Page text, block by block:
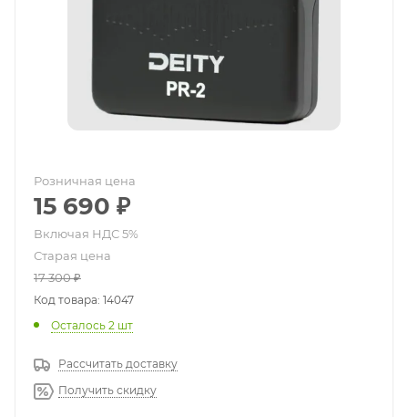
Розничная цена
15 690 ₽
Старая цена
17 300₽
Код товара: 14047
Осталось 2 шт
Рассчитать доставку
Получить скидку